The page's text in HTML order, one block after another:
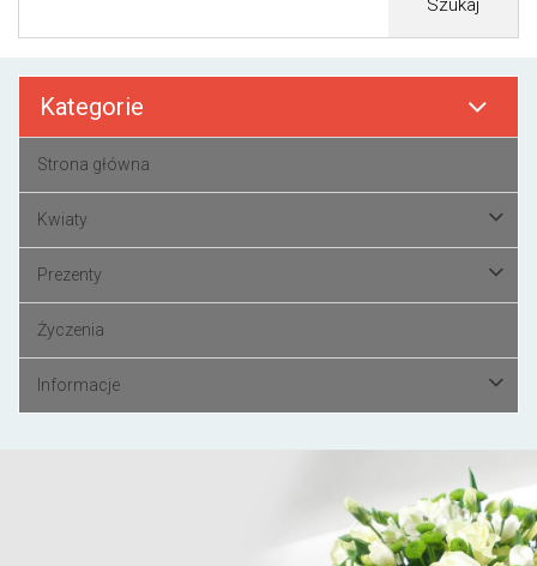
Szukaj
Kategorie
Strona główna
Kwiaty
Prezenty
Życzenia
Informacje